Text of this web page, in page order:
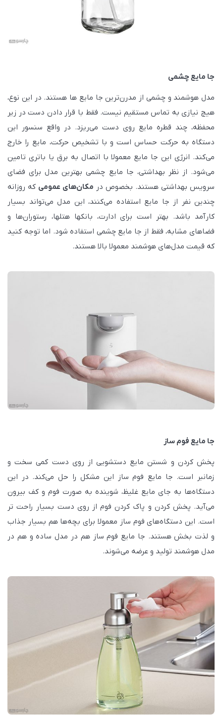
جا مایع چشمی
مدل هوشمند و چشمی از مدرن‌ترین جا مایع ها هستند. در این نوع،
هیچ نیازی به تماس مستقیم نیست. فقط با قرار دادن دست در زیر
محفظه، چند قطره مایع روی دست می‌ریزد. در واقع سنسور این
دستگاه به حرکت حساس است و با تشخیص حرکت، مایع را خارج
می‌کند. انرژی این جا مایع معمولا با اتصال به برق یا باتری تامین
می‌شود. از نظر بهداشتی، جا مایع چشمی بهترین مدل برای فضای
سرویس بهداشتی هستند. بخصوص در مکان‌های عمومی که روزانه
چندین نفر از جا مایع استفاده می‌کنند، این مدل می‌تواند بسیار
کارآمد باشد. بهتر است برای ادارت، بانکها هتلها، رستوران‌ها و
فضاهای مشابه، فقط از جا مایع چشمی استفاده شود. اما توجه کنید
که قیمت مدل‌های هوشمند معمولا بالا هستند.
جا مایع فوم ساز
پخش کردن و شستن مایع دستشویی از روی دست کمی سخت و
زمانبر است. جا مایع فوم ساز این مشکل را حل می‌کند. در این
دستگاه‌ها به جای مایع غلیظ، شوینده به صورت فوم و کف بیرون
می‌آید. پخش کردن و پاک کردن فوم از روی دست بسیار راحت تر
است. این دستگاه‌های فوم ساز معمولا برای بچه‌ها هم بسیار جذاب
و لذت بخش هستند. جا مایع فوم ساز هم در مدل ساده و هم در
مدل هوشمند تولید و عرضه می‌شوند.